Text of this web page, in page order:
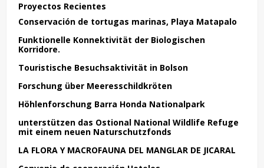
Proyectos Recientes
Conservación de tortugas marinas, Playa Matapalo
Funktionelle Konnektivität der Biologischen
Korridore.
Touristische Besuchsaktivität in Bolson
Forschung über Meeresschildkröten
Höhlenforschung Barra Honda Nationalpark
unterstützen das Ostional National Wildlife Refuge
mit einem neuen Naturschutzfonds
LA FLORA Y MACROFAUNA DEL MANGLAR DE JICARAL